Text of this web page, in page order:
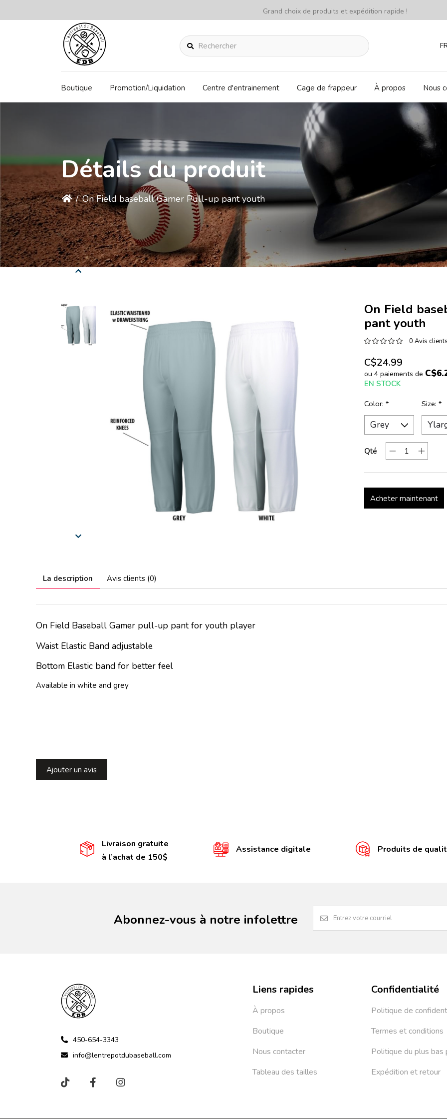
Grand choix de produits et expédition rapide !
Rechercher
Boutique Promotion/Liquidation Centre d'entrainement Cage de frappeur À propos Nous
Détails du produit
/ On Field baseball Gamer Pull-up pant youth
On Field
pant youth
0 Avis clients
C$24.99
ou 4 paiements de
EN STOCK
Color: * Size:*
Qté
Acheter maintenant
La description Avis clients (0)
On Field Baseball Gamer pull-up pant for youth player
Waist Elastic Band adjustable
Bottom Elastic band for better feel
Available in white and grey
Ajouter un avis
Livraison gratuite
à l’achat de 150$
Assistance digitale Produits de
Abonnez-vous à notre infolettre
450-654-3343
info@lentrepotdubaseball.com
Liens rapides
À propos
Boutique
Nous contacter
Tableau des tailles
Confidentialité
Politique de
Termes et conditions
Politique du plus bas
Expédition et retour